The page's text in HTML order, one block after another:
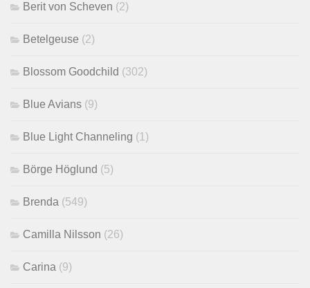
Berit von Scheven (2)
Betelgeuse (2)
Blossom Goodchild (302)
Blue Avians (9)
Blue Light Channeling (1)
Börge Höglund (5)
Brenda (549)
Camilla Nilsson (26)
Carina (9)